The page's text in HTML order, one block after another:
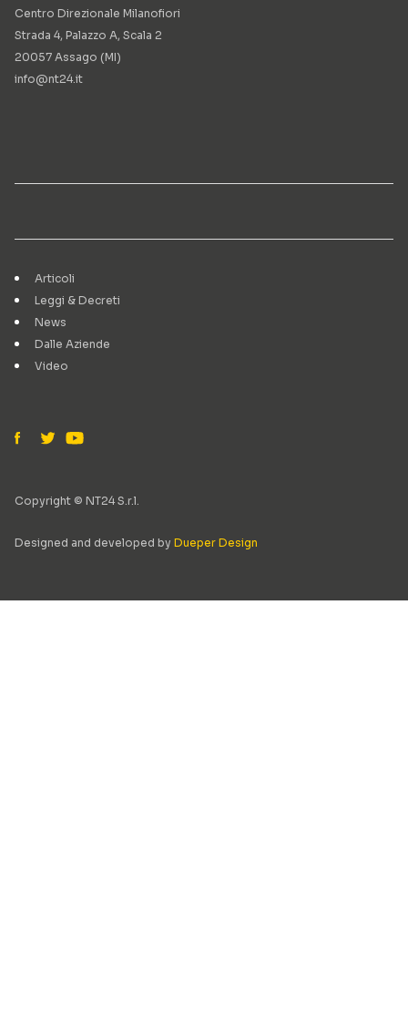
Centro Direzionale Milanofiori
Strada 4, Palazzo A, Scala 2
20057 Assago (MI)
info@nt24.it
Articoli
Leggi & Decreti
News
Dalle Aziende
Video
Copyright © NT24 S.r.l.
Designed and developed by Dueper Design